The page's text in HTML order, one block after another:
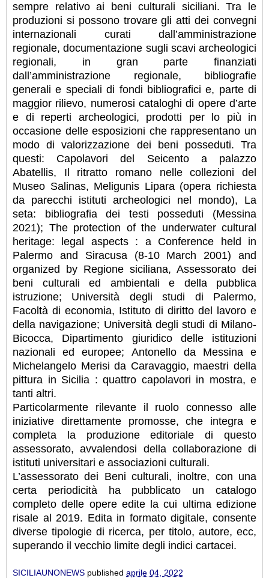
sempre relativo ai beni culturali siciliani. Tra le
produzioni si possono trovare gli atti dei convegni
internazionali curati dall’amministrazione
regionale, documentazione sugli scavi archeologici
regionali, in gran parte finanziati
dall’amministrazione regionale, bibliografie
generali e speciali di fondi bibliografici e, parte di
maggior rilievo, numerosi cataloghi di opere d’arte
e di reperti archeologici, prodotti per lo più in
occasione delle esposizioni che rappresentano un
modo di valorizzazione dei beni posseduti. Tra
questi: Capolavori del Seicento a palazzo
Abatellis, Il ritratto romano nelle collezioni del
Museo Salinas, Meligunis Lipara (opera richiesta
da parecchi istituti archeologici nel mondo), La
seta: bibliografia dei testi posseduti (Messina
2021); The protection of the underwater cultural
heritage: legal aspects : a Conference held in
Palermo and Siracusa (8-10 March 2001) and
organized by Regione siciliana, Assessorato dei
beni culturali ed ambientali e della pubblica
istruzione; Università degli studi di Palermo,
Facoltà di economia, Istituto di diritto del lavoro e
della navigazione; Università degli studi di Milano-
Bicocca, Dipartimento giuridico delle istituzioni
nazionali ed europee; Antonello da Messina e
Michelangelo Merisi da Caravaggio, maestri della
pittura in Sicilia : quattro capolavori in mostra, e
tanti altri.
Particolarmente rilevante il ruolo connesso alle
iniziative direttamente promosse, che integra e
completa la produzione editoriale di questo
assessorato, avvalendosi della collaborazione di
istituti universitari e associazioni culturali.
L’assessorato dei Beni culturali, inoltre, con una
certa periodicità ha pubblicato un catalogo
completo delle opere edite la cui ultima edizione
risale al 2019. Edita in formato digitale, consente
diverse tipologie di ricerca, per titolo, autore, ecc,
superando il vecchio limite degli indici cartacei.
SICILIAUNONEWS published aprile 04, 2022